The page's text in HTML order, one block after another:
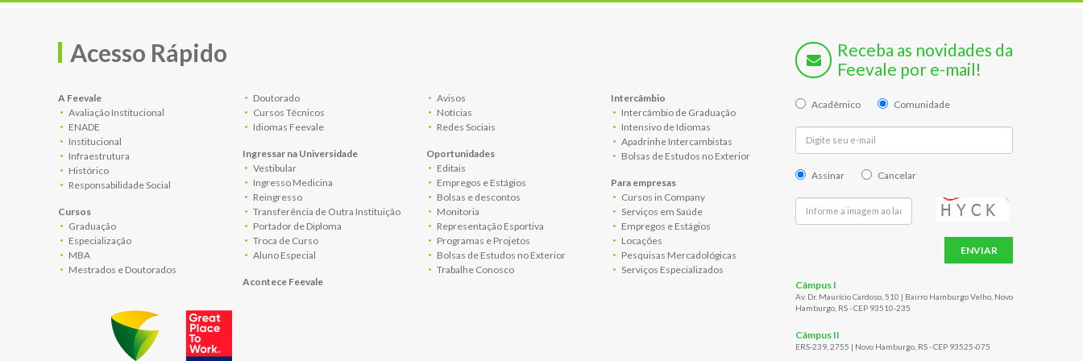
Acesso Rápido
A Feevale
Avaliação Institucional
ENADE
Institucional
Infraestrutura
Histórico
Responsabilidade Social
Cursos
Graduação
Especialização
MBA
Mestrados e Doutorados
Doutorado
Cursos Técnicos
Idiomas Feevale
Ingressar na Universidade
Vestibular
Ingresso Medicina
Reingresso
Transferência de Outra Instituição
Portador de Diploma
Troca de Curso
Aluno Especial
Acontece Feevale
Avisos
Notícias
Redes Sociais
Oportunidades
Editais
Empregos e Estágios
Bolsas e descontos
Monitoria
Representação Esportiva
Programas e Projetos
Bolsas de Estudos no Exterior
Trabalhe Conosco
Intercâmbio
Intercâmbio de Graduação
Intensivo de Idiomas
Apadrinhe Intercambistas
Bolsas de Estudos no Exterior
Para empresas
Cursos in Company
Serviços em Saúde
Empregos e Estágios
Locações
Pesquisas Mercadológicas
Serviços Especializados
Receba as novidades da
Feevale por e-mail!
Acadêmico Comunidade
Assinar Cancelar
ENVIAR
Câmpus I
Av. Dr. Maurício Cardoso, 510 | Bairro Hamburgo Velho, Novo
Hamburgo, RS - CEP 93510-235
Câmpus II
ERS-239, 2755 | Novo Hamburgo, RS - CEP 93525-075